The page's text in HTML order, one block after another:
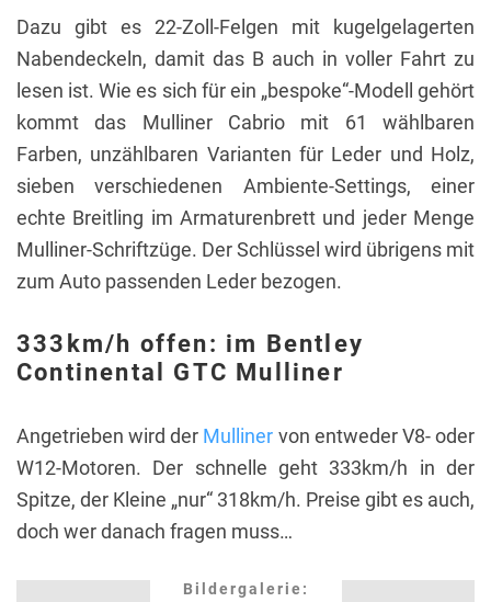
Dazu gibt es 22-Zoll-Felgen mit kugelgelagerten
Nabendeckeln, damit das B auch in voller Fahrt zu
lesen ist. Wie es sich für ein „bespoke“-Modell gehört
kommt das Mulliner Cabrio mit 61 wählbaren
Farben, unzählbaren Varianten für Leder und Holz,
sieben verschiedenen Ambiente-Settings, einer
echte Breitling im Armaturenbrett und jeder Menge
Mulliner-Schriftzüge. Der Schlüssel wird übrigens mit
zum Auto passenden Leder bezogen.
333km/h offen: im Bentley
Continental GTC Mulliner
Angetrieben wird der Mulliner von entweder V8- oder
W12-Motoren. Der schnelle geht 333km/h in der
Spitze, der Kleine „nur“ 318km/h. Preise gibt es auch,
doch wer danach fragen muss…
Bildergalerie: